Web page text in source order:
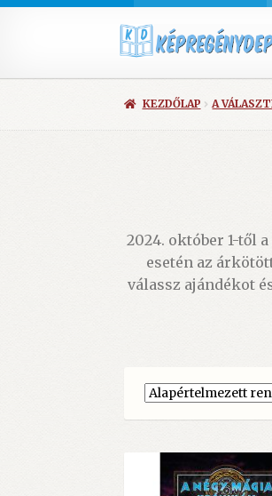
KEZDŐLAP A
2024. október 1-től
esetén az
válassz ajándékot